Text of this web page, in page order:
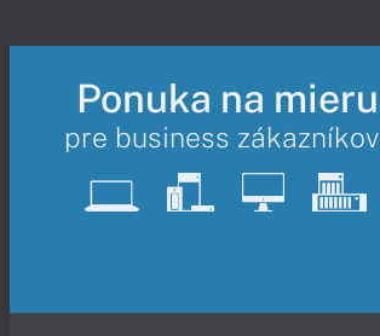
Ponuka na mieru
pre business zákazníkov